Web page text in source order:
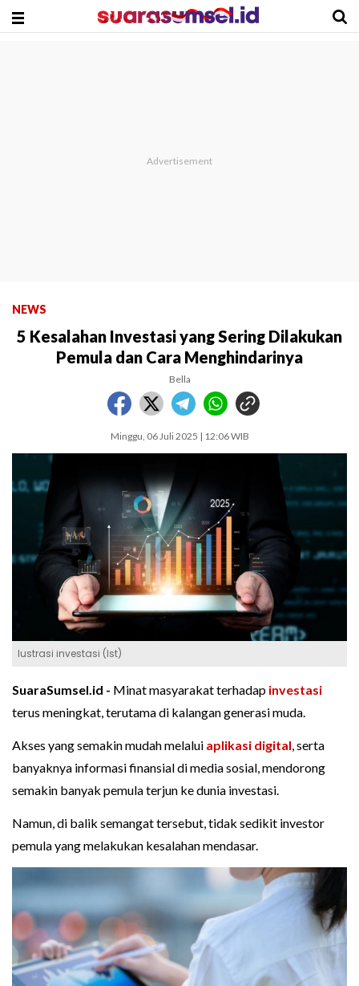
NEWS
5 Kesalahan Investasi yang Sering Dilakukan
Pemula dan Cara Menghindarinya
Bella
Minggu, 06 Juli 2025 | 12:06 WIB
Iustrasi investasi (Ist)
SuaraSumsel.id - Minat masyarakat terhadap investasi
terus meningkat, terutama di kalangan generasi muda.
Akses yang semakin mudah melalui aplikasi digital, serta
banyaknya informasi finansial di media sosial, mendorong
semakin banyak pemula terjun ke dunia investasi.
Namun, di balik semangat tersebut, tidak sedikit investor
pemula yang melakukan kesalahan mendasar.